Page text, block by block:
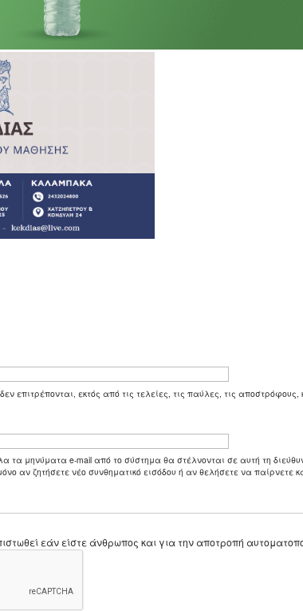
επιτρέπονται, εκτός από τις τελείες, τις παύλες, τις αποστρόφους,
τα μηνύματα e-mail από το σύστημα θα στέλνονται σε αυτή τη
αν ζητήσετε νέο συνθηματικό εισόδου ή αν θελήσετε να παίρνετε
εάν είστε άνθρωπος και για την αποτροπή